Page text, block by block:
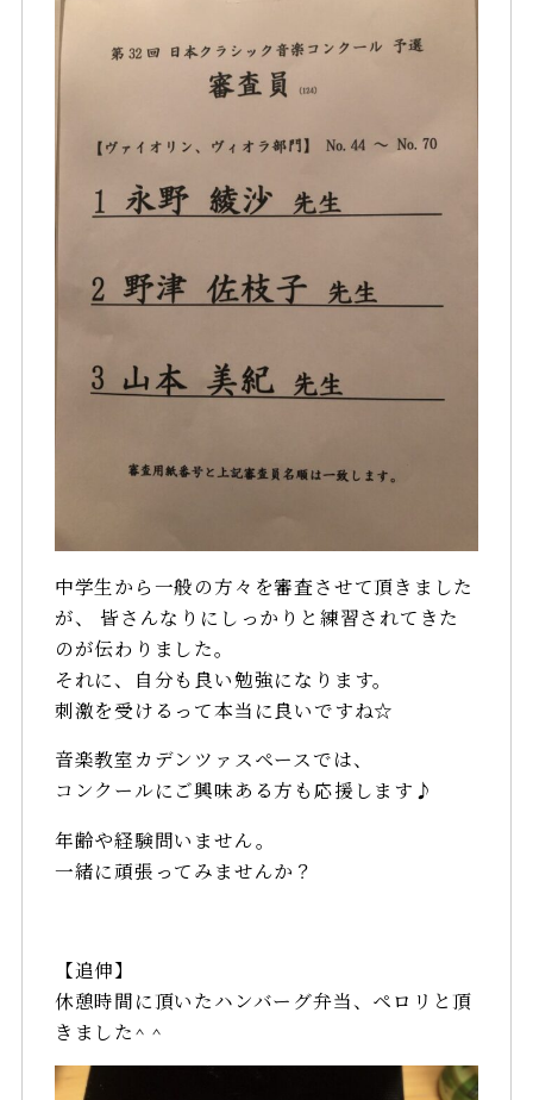
中学生から一般の方々を審査させて頂きました
が、
皆さんなりにしっかりと練習されてきた
のが伝わりました。
それに、自分も良い勉強になります。
刺激を受けるって本当に良いですね☆
音楽教室カデンツァスペースでは、
コンクールにご興味ある方も応援します♪
年齢や経験問いません。
一緒に頑張ってみませんか？
【追伸】
休憩時間に頂いたハンバーグ弁当、ペロリと頂
きました^ ^